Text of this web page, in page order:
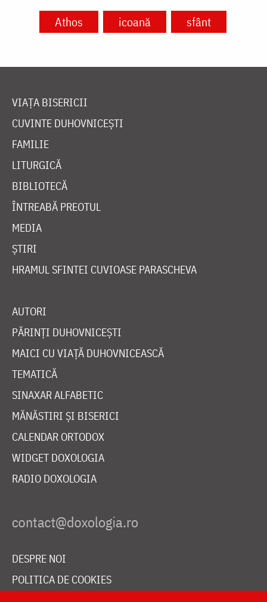
Athos icoană sfânt
VIAȚA BISERICII
CUVINTE DUHOVNICEȘTI
FAMILIE
LITURGICĂ
BIBLIOTECĂ
ÎNTREABĂ PREOTUL
MEDIA
ȘTIRI
HRAMUL SFINTEI CUVIOASE PARASCHEVA
AUTORI
PĂRINȚI DUHOVNICEȘTI
MAICI CU VIAȚĂ DUHOVNICEASCĂ
TEMATICĂ
SINAXAR ALFABETIC
MĂNĂSTIRI ȘI BISERICI
CALENDAR ORTODOX
WIDGET DOXOLOGIA
RADIO DOXOLOGIA
DESPRE NOI
POLITICA DE COOKIES